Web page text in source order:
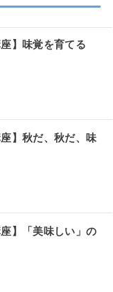
座】味覚を育てる
座】秋だ、秋だ、味
座】「美味しい」の